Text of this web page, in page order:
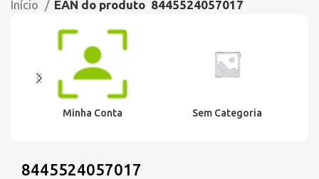
Início EAN do produto 8445524057017
Minha Conta Sem Categoria
8445524057017